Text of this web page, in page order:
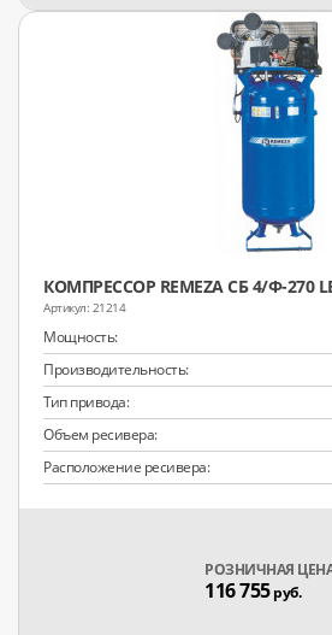
КОМПРЕССОР REMEZA СБ 4/Ф-270
21214
Мощность:
Производительность:
Тип привода:
Объем ресивера:
Расположение ресивера:
РОЗНИЧНАЯ
116 755руб.